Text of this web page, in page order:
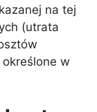
na tej
(utrata
w